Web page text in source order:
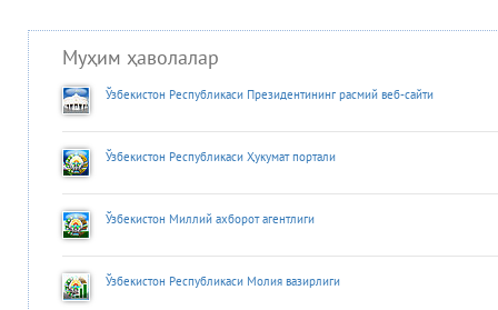
Муҳим ҳаволалар
Ўзбекистон Республикаси Президентининг расмий веб-сайти
Ўзбекистон Республикаси Ҳукумат портали
Ўзбекистон Миллий ахборот агентлиги
Ўзбекистон Республикаси Молия вазирлиги